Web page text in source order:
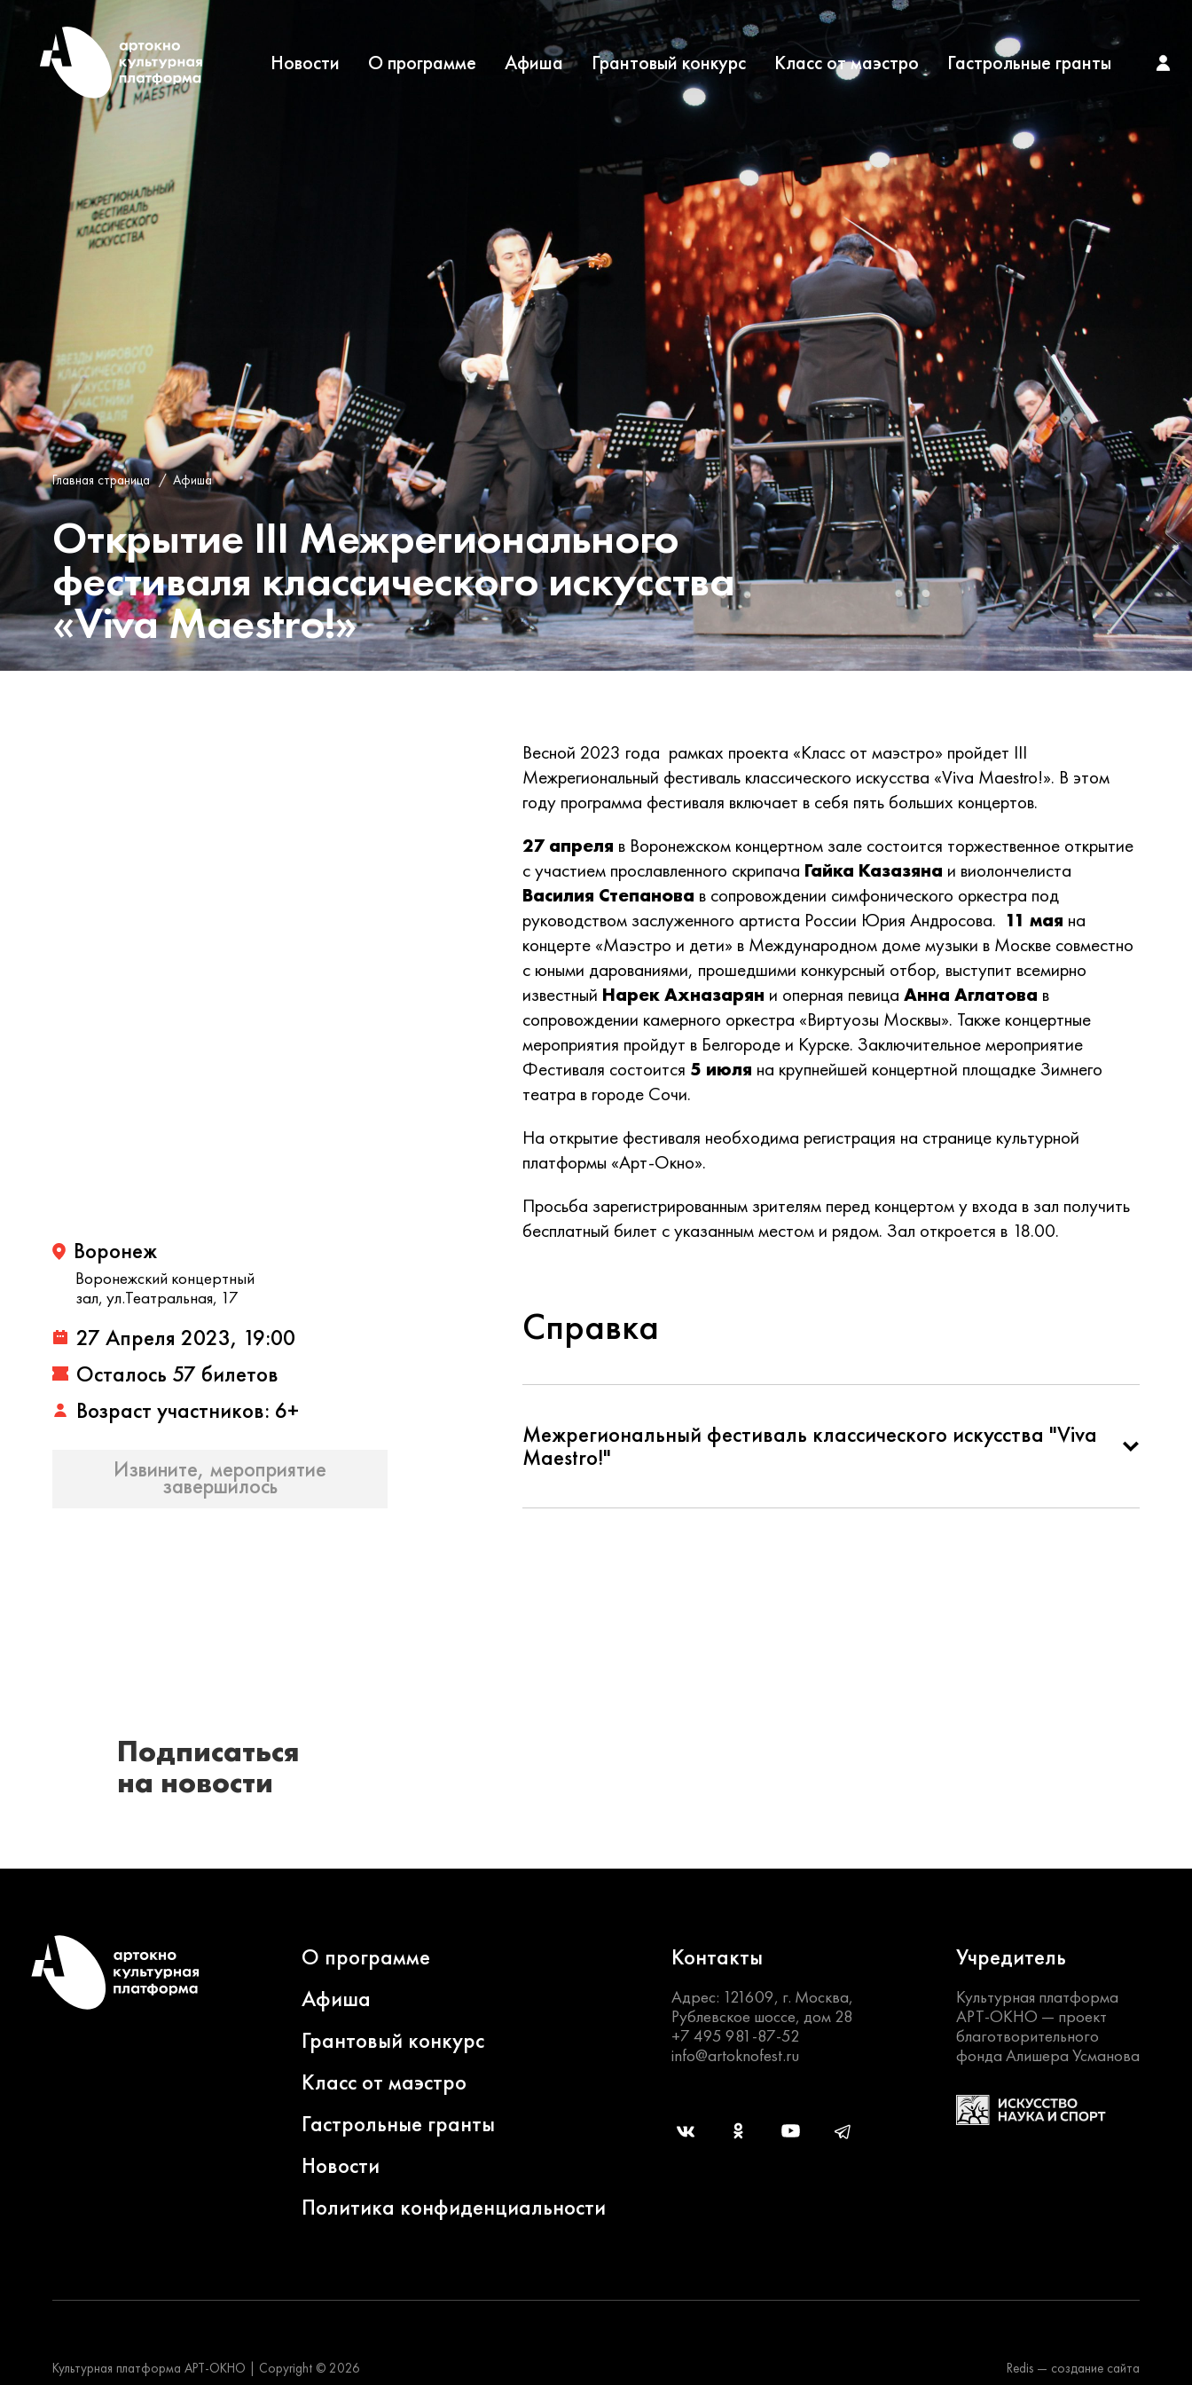
Новости О программе Афиша Грантовый конкурс Класс от маэстро Гастрольные гранты
Главная страница / Афиша
Открытие III Межрегионального
фестиваля классического искусства
«Viva Maestro!»
Воронеж
Воронежский концертный
зал, ул.Театральная, 17
27 Апреля 2023, 19:00
Осталось 57 билетов
Возраст участников: 6+
Извините, мероприятие
завершилось
Весной 2023 года рамках проекта «Класс от маэстро» пройдет III
Межрегиональный фестиваль классического искусства «Viva Maestro!». В этом
году программа фестиваля включает в себя пять больших концертов.
27 апреля в Воронежском концертном зале состоится торжественное открытие
с участием прославленного скрипача Гайка Казазяна и виолончелиста
Василия Степанова в сопровождении симфонического оркестра под
руководством заслуженного артиста России Юрия Андросова. 11 мая на
концерте «Маэстро и дети» в Международном доме музыки в Москве совместно
с юными дарованиями, прошедшими конкурсный отбор, выступит всемирно
известный Нарек Ахназарян и оперная певица Анна Аглатова в
сопровождении камерного оркестра «Виртуозы Москвы». Также концертные
мероприятия пройдут в Белгороде и Курске. Заключительное мероприятие
Фестиваля состоится 5 июля на крупнейшей концертной площадке Зимнего
театра в городе Сочи.
На открытие фестиваля необходима регистрация на странице культурной
платформы «Арт-Окно».
Просьба зарегистрированным зрителям перед концертом у входа в зал получить
бесплатный билет с указанным местом и рядом. Зал откроется в 18.00.
Справка
Межрегиональный фестиваль классического искусства "Viva
Maestro!"
Подписаться
на новости
О программе
Афиша
Грантовый конкурс
Класс от маэстро
Гастрольные гранты
Новости
Политика конфиденциальности
Контакты
Адрес: 121609, г. Москва,
Рублевское шоссе, дом 28
+7 495 981-87-52
info@artoknofest.ru
Учредитель
Культурная платформа
АРТ-ОКНО — проект
благотворительного
фонда Алишера Усманова
Культурная платформа АРТ-ОКНО Copyright © 2026 Redis — создание сайта